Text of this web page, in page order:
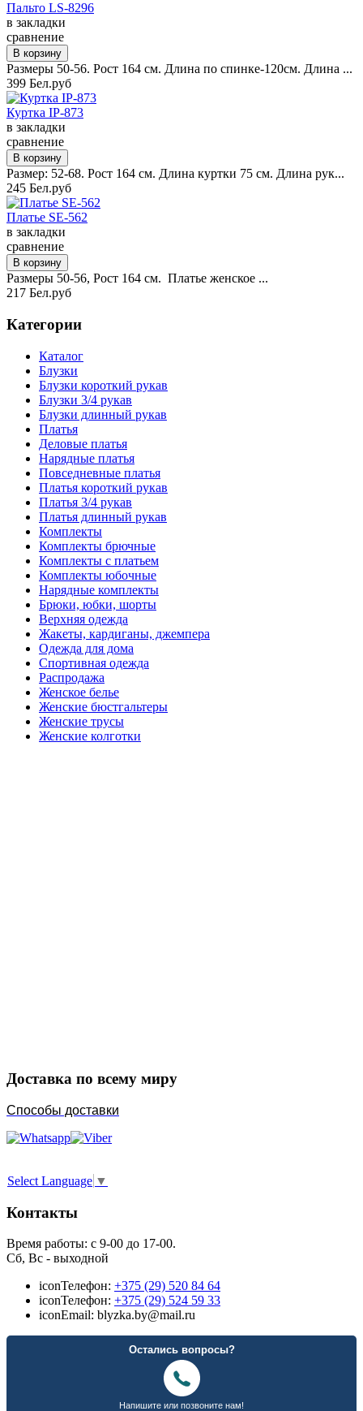
Пальто LS-8296
в закладки
сравнение
Размеры 50-56. Рост 164 см. Длина по спинке-120см. Длина ...
399 Бел.руб
Куртка IP-873
в закладки
сравнение
Размер: 52-68. Рост 164 см. Длина куртки 75 см. Длина рук...
245 Бел.руб
Платье SE-562
в закладки
сравнение
Размеры 50-56, Рост 164 см. Платье женское ...
217 Бел.руб
Категории
Каталог
Блузки
Блузки короткий рукав
Блузки 3/4 рукав
Блузки длинный рукав
Платья
Деловые платья
Нарядные платья
Повседневные платья
Платья короткий рукав
Платья 3/4 рукав
Платья длинный рукав
Комплекты
Комплекты брючные
Комплекты с платьем
Комплекты юбочные
Нарядные комплекты
Брюки, юбки, шорты
Верхняя одежда
Жакеты, кардиганы, джемпера
Одежда для дома
Спортивная одежда
Распродажа
Женское белье
Женские бюстгальтеры
Женские трусы
Женские колготки
Доставка по всему миру
Способы доставки
Select Language ▼
Контакты
Время работы: с 9-00 до 17-00.
Сб, Вс - выходной
iconТелефон: +375 (29) 520 84 64
iconТелефон: +375 (29) 524 59 33
iconEmail: blyzka.by@mail.ru